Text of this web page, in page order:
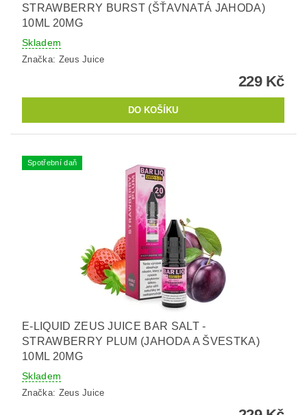
STRAWBERRY BURST (ŠŤAVNATÁ JAHODA)
10ML 20MG
Skladem
Značka: Zeus Juice
229 Kč
Spotřební daň
E-LIQUID ZEUS JUICE BAR SALT -
STRAWBERRY PLUM (JAHODA A ŠVESTKA)
10ML 20MG
Skladem
Značka: Zeus Juice